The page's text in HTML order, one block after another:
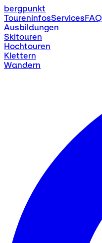
bergpunkt
ToureninfosServicesFAQ
Ausbildungen
Skitouren
Hochtouren
Klettern
Wandern